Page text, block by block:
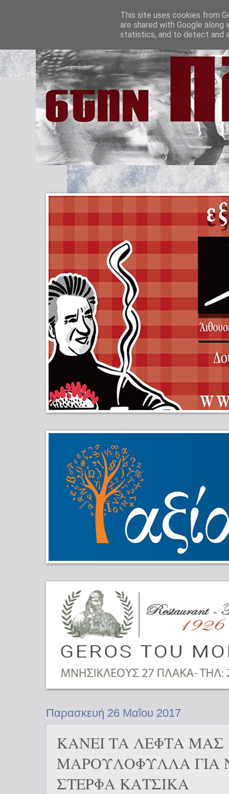
Παρασκευή 26 Μαΐου 2017
ΚΑΝΕΙ ΤΑ ΛΕΦΤΑ ΜΑΣ
ΜΑΡΟΥΛΟΦΥΛΛΑ ΓΙΑ
ΣΤΕΡΦΑ ΚΑΤΣΙΚΑ
This site uses cookies from
are shared with Google
statistics, and to detect and